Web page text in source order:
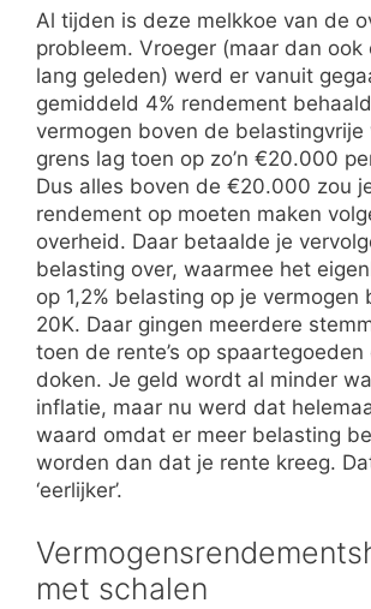
Al tijden is deze melkkoe van de
probleem. Vroeger (maar dan ook
lang geleden) werd er vanuit
gemiddeld 4% rendement
vermogen boven de belastingvrije
grens lag toen op zo’n €20.000
Dus alles boven de €20.000 zou
rendement op moeten maken
overheid. Daar betaalde je
belasting over, waarmee het
op 1,2% belasting op je vermogen
20K. Daar gingen meerdere
toen de rente’s op spaartegoeden
doken. Je geld wordt al minder
inflatie, maar nu werd dat
waard omdat er meer belasting
worden dan dat je rente kreeg.
‘eerlijker’.
met schalen